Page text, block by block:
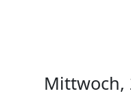
Mittwoch,